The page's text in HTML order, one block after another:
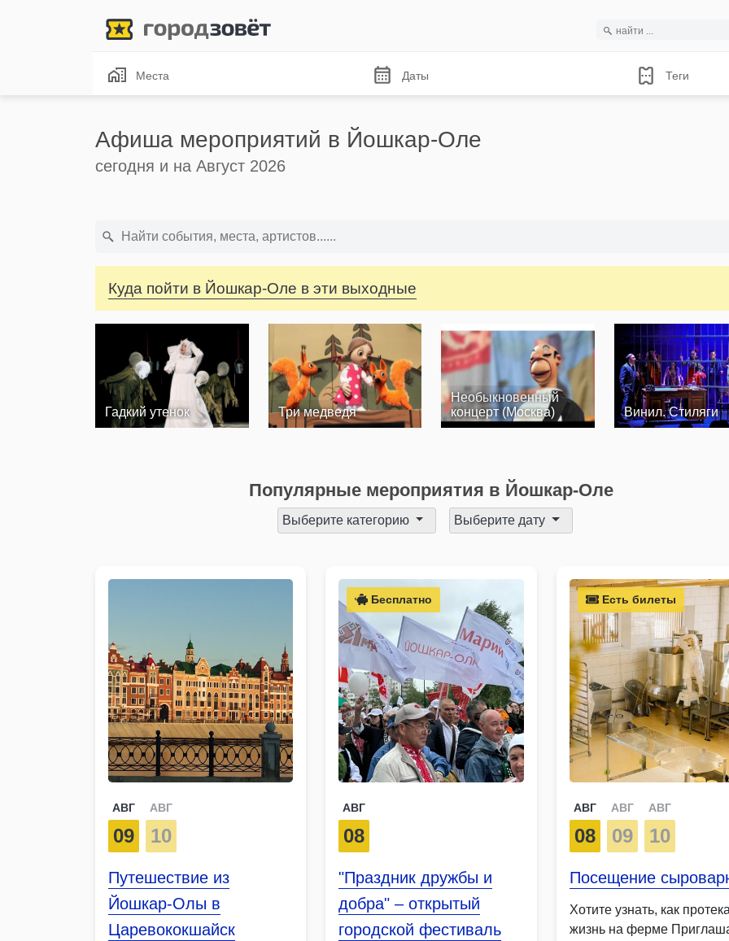
Места Даты Теги
Афиша мероприятий в Йошкар-Оле
сегодня и на Август 2026
Куда пойти в Йошкар-Оле в эти выходные
Гадкий утенок Три медведя
Необыкновенный
концерт (Москва)
Винил. Стиляги
Популярные мероприятия в Йошкар-Оле
Выберите категорию Выберите дату
АВГ
09
АВГ
10
Путешествие из
Йошкар-Олы в
Царевококшайск
Бесплатно
АВГ
08
"Праздник дружбы и
добра" – открытый
городской фестиваль
Есть билеты
АВГ
08
АВГ
09
АВГ
10
Посещение
Хотите узнать, как
жизнь на ферме